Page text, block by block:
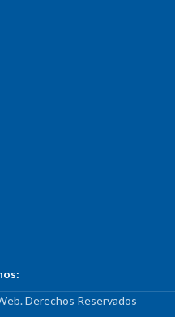
Derechos Reservados